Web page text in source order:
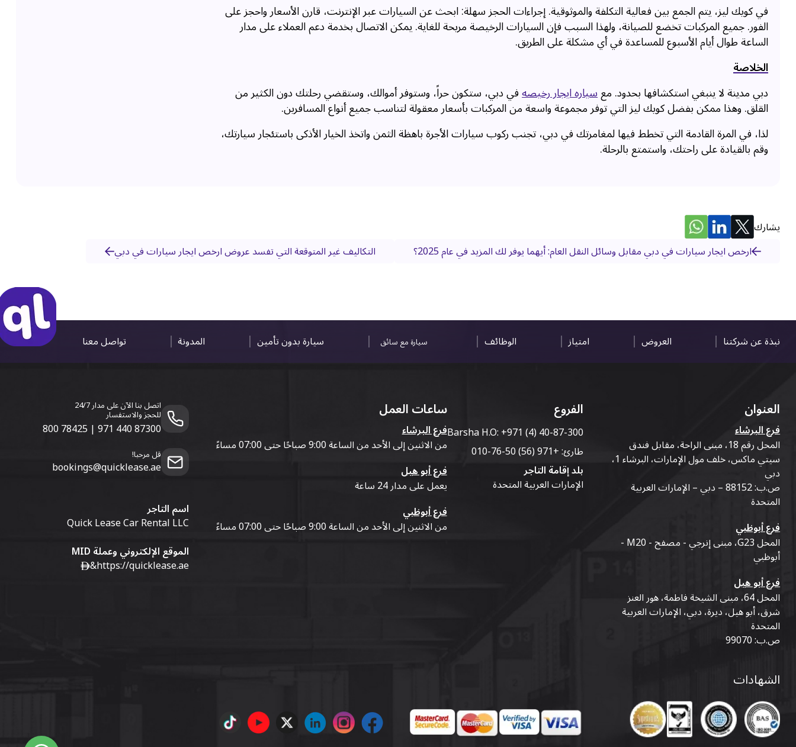
في كويك ليز، يتم الجمع بين فعالية التكلفة والموثوقية. إجراءات الحجز سهلة: ابحث عن السيارات عبر الإنترنت، قارن الأسعار واحجز على
الفور. جميع المركبات تخضع للصيانة، ولهذا السبب فإن السيارات الرخيصة مريحة للغاية. يمكن الاتصال بخدمة دعم العملاء على مدار
الساعة طوال أيام الأسبوع للمساعدة في أي مشكلة على الطريق.
الخلاصة
دبي مدينة لا ينبغي استكشافها بحدود. معسياره ايجار رخيصهفي دبي، ستكون حراً، وستوفر أموالك، وستقضي رحلتك دون الكثير من
القلق. وهذا ممكن بفضل كويك ليز التي توفر مجموعة واسعة من المركبات بأسعار معقولة لتناسب جميع أنواع المسافرين.
لذا، في المرة القادمة التي تخطط فيها لمغامرتك في دبي، تجنب ركوب سيارات الأجرة باهظة الثمن واتخذ الخيار الأذكى باستئجار سيارتك،
وقم بالقيادة على راحتك، واستمتع بالرحلة.
يشارك
ارخص ايجار سيارات في دبي مقابل وسائل النقل العام: أيهما يوفر لك المزيد في عام 2025؟
التكاليف غير المتوقعة التي تفسد عروض ارخص ايجار سيارات في دبي
نبذة عن شركتنا العروض امتياز الوظائف سيارة مع سائق سيارة بدون تأمين المدونة تواصل معنا
العنوان
فرع البرشاء
المحل رقم 18، مبنى الراحة، مقابل فندق
سيتي ماكس، خلف مول الإمارات، البرشاء 1،
دبي
ص.ب: 88152 – دبي – الإمارات العربية
المتحدة
فرع أبوظبي
المحل G23، مبنى إنرجي - مصفح - M20 -
أبوظبي
فرع أبو هيل
المحل 64، مبنى الشيخة فاطمة، هور العنز
شرق، أبو هيل، ديرة، دبي، الإمارات العربية
المتحدة
ص.ب: 99070
الفروع
Barsha H.O:+971 (4) 40-87-300
طارئ:+971 (56) 50-76-010
بلد إقامة التاجر
الإمارات العربية المتحدة
ساعات العمل
فرع البرشاء
من الاثنين إلى الأحد من الساعة 9:00 صباحًا حتى 07:00 مساءً
فرع أبو هيل
يعمل على مدار 24 ساعة
فرع أبوظبي
من الاثنين إلى الأحد من الساعة 9:00 صباحًا حتى 07:00 مساءً
اتصل بنا الآن على مدار 24/7
للحجز والاستفسار
800 78425 | 971 440 87300
قل مرحبا!
bookings@quicklease.ae
اسم التاجر
Quick Lease Car Rental LLC
الموقع الإلكتروني وعملة MID
https://quicklease.ae
&
الشهادات